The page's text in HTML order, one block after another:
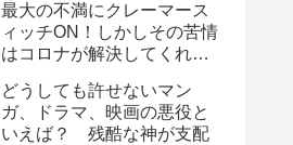
最大の不満にクレーマース
ィッチON！しかしその苦情
はコロナが解決してくれ
どうしても許せないマン
ガ、ドラマ、映画の悪役と
いえば？ 残酷な神が支配